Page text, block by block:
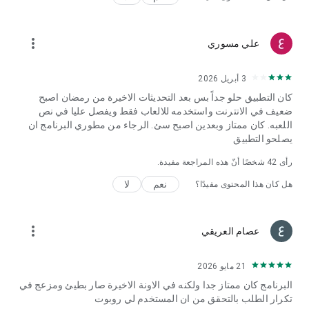
في حال شراء الاشتراك، سيتم فقدان أي جزء غير مستخدم من الفترة
التجريبية المجانية.
سياسة الخصوصية: https://psiphon.ca/en/privacy.html
شروط الاستخدام: https://psiphon.ca/en/license.html
علي مسوري more_vert
3 أبريل 2026
كان التطبيق حلو جداً بس بعد التحديثات الاخيرة من رمضان اصبح
ضعيف في الانترنت واستخدمه للالعاب فقط ويفصل عليا في نص
اللعبه. كان ممتاز وبعدين اصبح سئ. الرجاء من مطوري البرنامج ان
يصلحو التطبيق
رأى 42 شخصًا أنّ هذه المراجعة مفيدة.
هل كان هذا المحتوى مفيدًا؟ نعم لا
عصام العريقي more_vert
21 مايو 2026
البرنامج كان ممتاز جدا ولكنه في الاونة الاخيرة صار بطيئ ومزعج في
تكرار الطلب بالتحقق من ان المستخدم لي روبوت